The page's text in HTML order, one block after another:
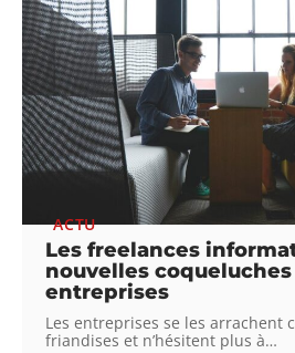
ACTU
Les freelances
nouvelles
entreprises
Les entreprises se les arrachent
friandises et n’hésitent plus à…